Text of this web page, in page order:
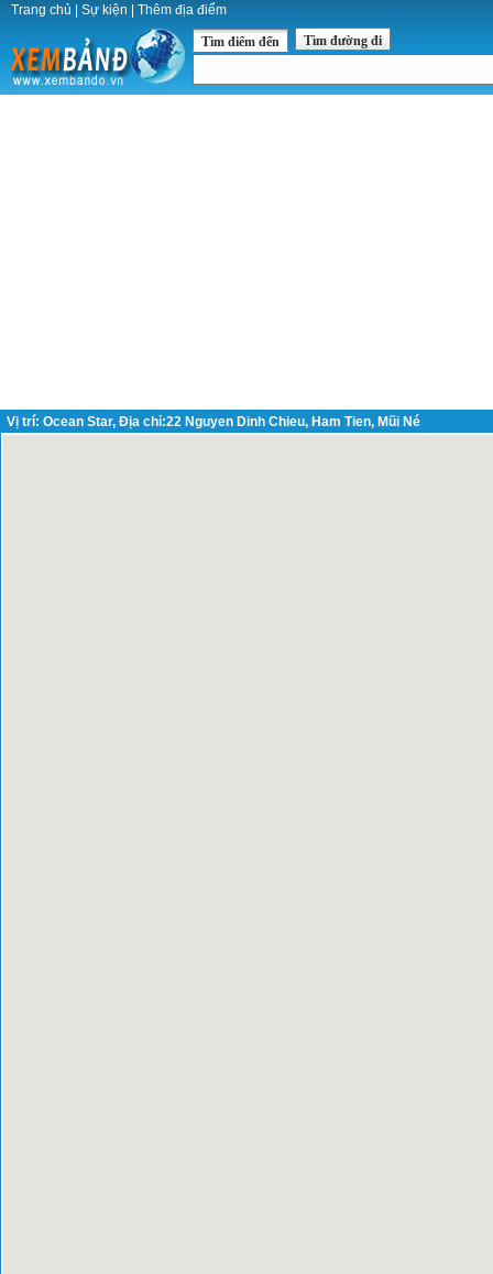
Trang chủ Sự kiện Thêm địa điểm
Tìm điểm đến Tìm đường đi
Vị trí: Ocean Star, Địa chỉ:22 Nguyen Dinh Chieu, Ham Tien, Mũi Né